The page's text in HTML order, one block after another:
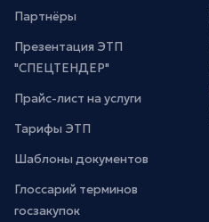
Партнёры
Презентация ЭТП
"СПЕЦТЕНДЕР"
Прайс-лист на услуги
Тарифы ЭТП
Шаблоны документов
Глоссарий терминов
госзакупок